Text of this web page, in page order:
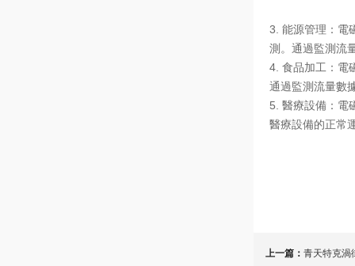
3. 能源管理：電
測。通過監測流
4. 食品加工：電
通過監測流量數
5. 醫療設備：電
醫療設備的正常
上一篇： 青天特克渦